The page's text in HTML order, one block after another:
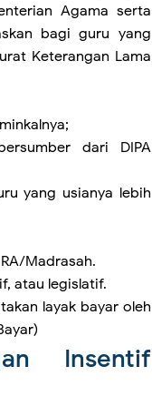
Agama serta
bagi guru yang
Keterangan Lama
dari DIPA
yang usianya lebih
Madrasah.
atau legislatif.
layak bayar oleh
Insentif